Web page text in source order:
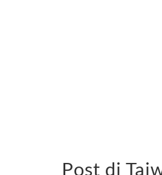
Post di